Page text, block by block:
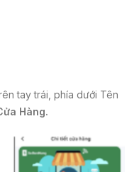
tay trái, phía dưới Tên
Hàng.